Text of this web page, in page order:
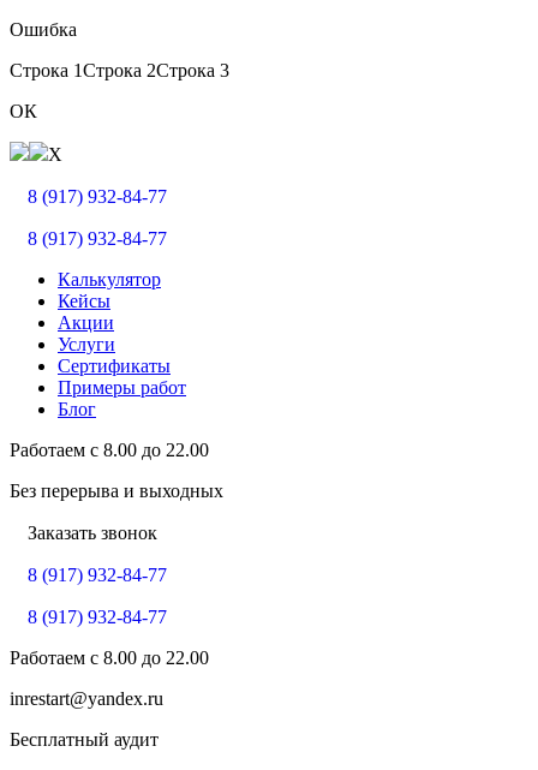
Ошибка
Строка 1Строка 2Строка 3
ОК
X
8 (917) 932-84-77
8 (917) 932-84-77
Калькулятор
Кейсы
Акции
Услуги
Сертификаты
Примеры работ
Блог
Работаем с 8.00 до 22.00
Без перерыва и выходных
Заказать звонок
8 (917) 932-84-77
8 (917) 932-84-77
Работаем с 8.00 до 22.00
inrestart@yandex.ru
Бесплатный аудит